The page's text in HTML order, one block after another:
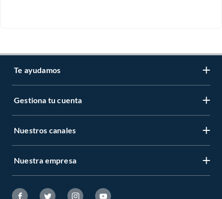
Te ayudamos
LIbro de reclamaciones
Legales
Gestiona tu cuenta
Mi cuenta
Nuestros canales
Tiendas Sodimac y Maestro
Nuestra empresa
Nuestra historia